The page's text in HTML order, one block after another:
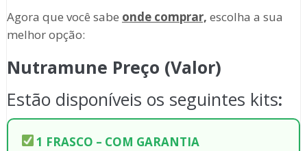
Agora que você sabe onde comprar, escolha a sua
melhor opção:
Nutramune Preço (Valor)
Estão disponíveis os seguintes kits:
1 FRASCO – COM GARANTIA